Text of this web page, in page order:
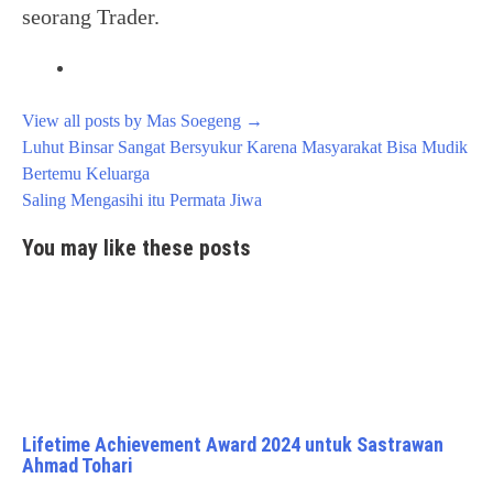
seorang Trader.
View all posts by Mas Soegeng →
Post
navigation
Luhut Binsar Sangat Bersyukur Karena Masyarakat Bisa Mudik
Bertemu Keluarga
Saling Mengasihi itu Permata Jiwa
You may like these posts
Lifetime Achievement Award 2024 untuk Sastrawan
Ahmad Tohari